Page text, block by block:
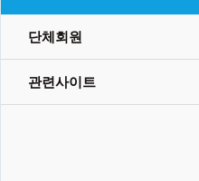
단체회원
관련사이트